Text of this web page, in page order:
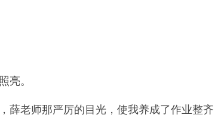
亮。
薛老师那严厉的目光，使我养成了作业整齐